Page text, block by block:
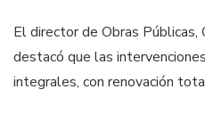
El director de Obras Públicas,
destacó que las
integrales, con renovación